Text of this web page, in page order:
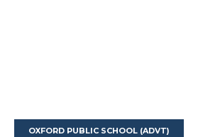
OXFORD PUBLIC SCHOOL (ADVT)